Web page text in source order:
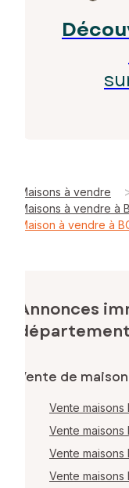
Maisons à vendre
Maisons à vendre à
Maison à vendre à
Annonces
département
Vente de
Vente maisons
Vente maisons
Vente maisons
Vente maisons